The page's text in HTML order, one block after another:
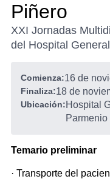
Piñero
XXI Jornadas
del Hospital
Comienza:16 de
Finaliza:18 de
Ubicación:Hospital
Parmenio
Temario preliminar
· Transporte del